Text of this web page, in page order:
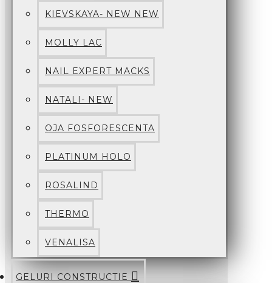
KIEVSKAYA- NEW NEW
MOLLY LAC
NAIL EXPERT MACKS
NATALI- NEW
OJA FOSFORESCENTA
PLATINUM HOLO
ROSALIND
THERMO
VENALISA
GELURI CONSTRUCTIE